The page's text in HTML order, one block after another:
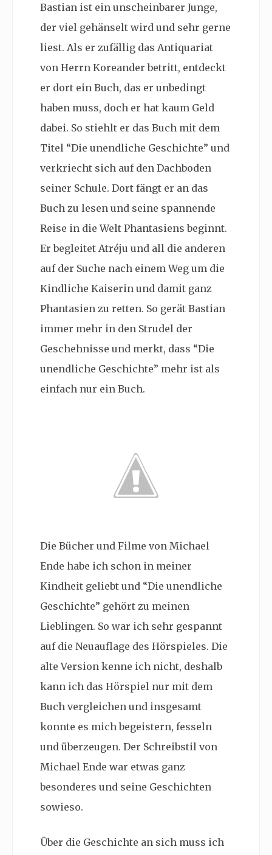
Bastian ist ein unscheinbarer Junge,
der viel gehänselt wird und sehr gerne
liest. Als er zufällig das Antiquariat
von Herrn Koreander betritt, entdeckt
er dort ein Buch, das er unbedingt
haben muss, doch er hat kaum Geld
dabei. So stiehlt er das Buch mit dem
Titel “Die unendliche Geschichte” und
verkriecht sich auf den Dachboden
seiner Schule. Dort fängt er an das
Buch zu lesen und seine spannende
Reise in die Welt Phantasiens beginnt.
Er begleitet Atréju und all die anderen
auf der Suche nach einem Weg um die
Kindliche Kaiserin und damit ganz
Phantasien zu retten. So gerät Bastian
immer mehr in den Strudel der
Geschehnisse und merkt, dass “Die
unendliche Geschichte” mehr ist als
einfach nur ein Buch.
Die Bücher und Filme von Michael
Ende habe ich schon in meiner
Kindheit geliebt und “Die unendliche
Geschichte” gehört zu meinen
Lieblingen. So war ich sehr gespannt
auf die Neuauflage des Hörspieles. Die
alte Version kenne ich nicht, deshalb
kann ich das Hörspiel nur mit dem
Buch vergleichen und insgesamt
konnte es mich begeistern, fesseln
und überzeugen. Der Schreibstil von
Michael Ende war etwas ganz
besonderes und seine Geschichten
sowieso.
Über die Geschichte an sich muss ich